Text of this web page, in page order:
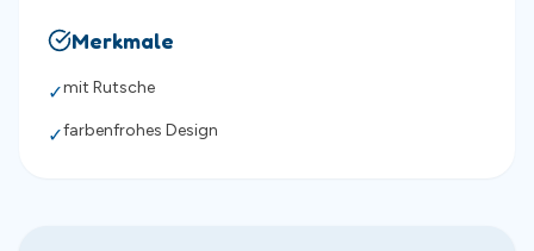
Merkmale
✓mit Rutsche
✓farbenfrohes Design